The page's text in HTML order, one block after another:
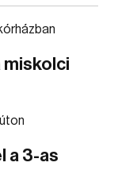
miskolci
a 3-as